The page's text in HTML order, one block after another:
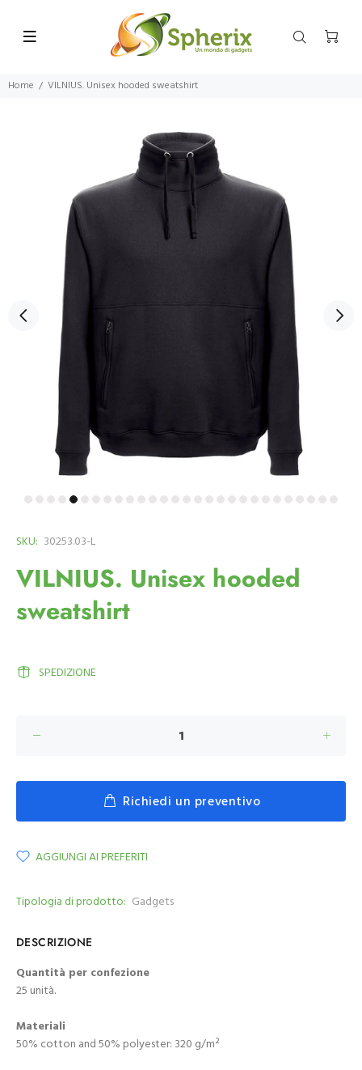
Home VILNIUS. Unisex hooded sweatshirt
SKU: 30253.03-L
VILNIUS. Unisex hooded
sweatshirt
SPEDIZIONE
Richiedi un preventivo
AGGIUNGI AI PREFERITI
Tipologia di prodotto: Gadgets
DESCRIZIONE
Quantità per confezione
25 unità.
Materiali
50% cotton and 50% polyester: 320 g/m²